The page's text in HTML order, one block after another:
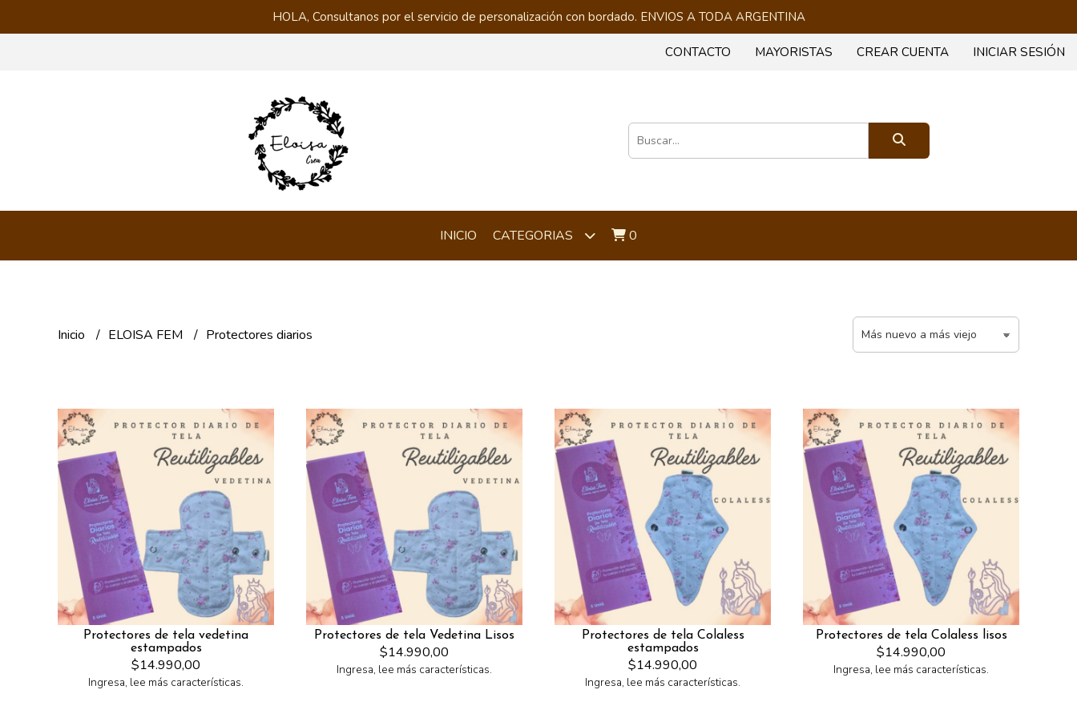
HOLA, Consultanos por el servicio de personalización con bordado. ENVIOS A TODA ARGENTINA
CONTACTO MAYORISTAS CREAR CUENTA INICIAR SESIÓN
INICIO CATEGORIAS 0
Inicio ELOISA FEM Protectores diarios
Protectores de tela vedetina
estampados
$14.990,00
Ingresa, lee más características.
Protectores de tela Vedetina Lisos
$14.990,00
Ingresa, lee más características.
Protectores de tela Colaless
estampados
$14.990,00
Ingresa, lee más características.
Protectores de tela Colaless lisos
$14.990,00
Ingresa, lee más características.